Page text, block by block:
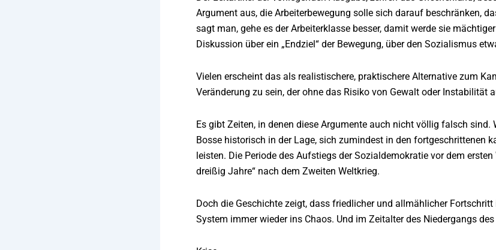
Argument aus, die Arbeiterbewegung solle sich darauf beschränken,
sagt man, gehe es der Arbeiterklasse besser, damit werde sie
Diskussion über ein „Endziel“ der Bewegung, über den Sozialismus
Vielen erscheint das als realistischere, praktischere Alternative zum
Veränderung zu sein, der ohne das Risiko von Gewalt oder Instabilität
Es gibt Zeiten, in denen diese Argumente auch nicht völlig falsch
Bosse historisch in der Lage, sich zumindest in den fortgeschrittenen
leisten. Die Periode des Aufstiegs der Sozialdemokratie vor dem
dreißig Jahre“ nach dem Zweiten Weltkrieg.
Doch die Geschichte zeigt, dass friedlicher und allmählicher
System immer wieder ins Chaos. Und im Zeitalter des Niedergangs